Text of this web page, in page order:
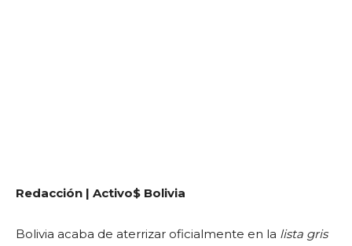
Redacción | Activo$ Bolivia
Bolivia acaba de aterrizar oficialmente en la lista gris